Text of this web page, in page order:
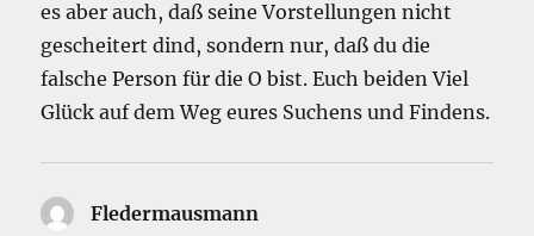
es aber auch, daß seine Vorstellungen nicht
gescheitert dind, sondern nur, daß du die
falsche Person für die O bist. Euch beiden Viel
Glück auf dem Weg eures Suchens und Findens.
Fledermausmann